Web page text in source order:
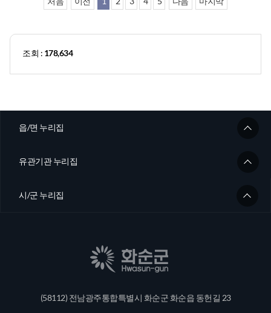
조회 : 178,634
읍/면 누리집
유관기관 누리집
시/군 누리집
(58112) 전남광주통합특별시 화순군 화순읍 동헌길 23